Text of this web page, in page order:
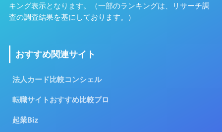
キング表示となります。（一部のランキングは、リサーチ調
査の調査結果を基にしております。）
おすすめ関連サイト
法人カード比較コンシェル
転職サイトおすすめ比較プロ
起業Biz